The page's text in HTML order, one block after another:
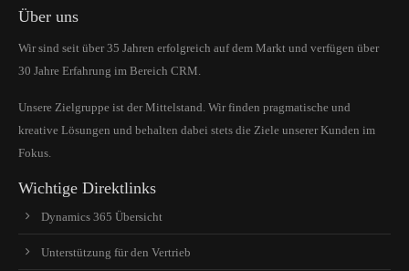
Über uns
Wir sind seit über 35 Jahren erfolgreich auf dem Markt und verfügen über
30 Jahre Erfahrung im Bereich CRM.
Unsere Zielgruppe ist der Mittelstand. Wir finden pragmatische und
kreative Lösungen und behalten dabei stets die Ziele unserer Kunden im
Fokus.
Wichtige Direktlinks
Dynamics 365 Übersicht
Unterstützung für den Vertrieb